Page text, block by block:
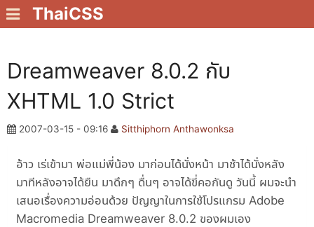
ThaiCSS
Dreamweaver 8.0.2 กับ
XHTML 1.0 Strict
2007-03-15 - 09:16 Sitthiphorn Anthawonksa
อ้าว เร่เข้ามา พ่อแม่พี่น้อง มาก่อนได้นั่งหน้า มาช้าได้นั่งหลัง
มาทีหลังอาจได้ยืน มาดึกๆ ดื่นๆ อาจได้ขี่คอกันดู วันนี้ ผมจะนำ
เสนอเรื่องความอ่อนด้วย ปัญญาในการใช้โปรแกรม Adobe
Macromedia Dreamweaver 8.0.2 ของผมเอง